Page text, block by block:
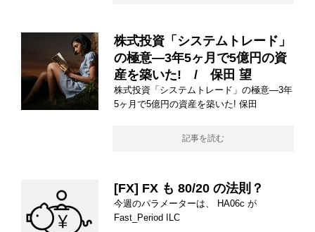
株式投資「システムトレード」
の極意―3年5ヶ月で5億円の資
産を築いた! / 保田 望
株式投資「システムトレード」の極意―3年
5ヶ月で5億円の資産を築いた! 保田
記事を読む
[FX] FX も 80/20 の法則？
今週のパラメーターは、 HA06c が
Fast_Period ILC